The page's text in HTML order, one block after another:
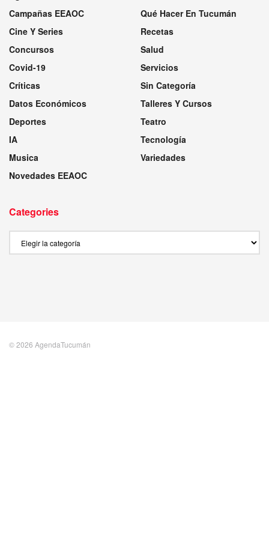
Campañas EEAOC
Cine Y Series
Concursos
Covid-19
Críticas
Datos Económicos
Deportes
IA
Musica
Novedades EEAOC
Qué Hacer En Tucumán
Recetas
Salud
Servicios
Sin Categoría
Talleres Y Cursos
Teatro
Tecnología
Variedades
Categories
© 2026 AgendaTucumán